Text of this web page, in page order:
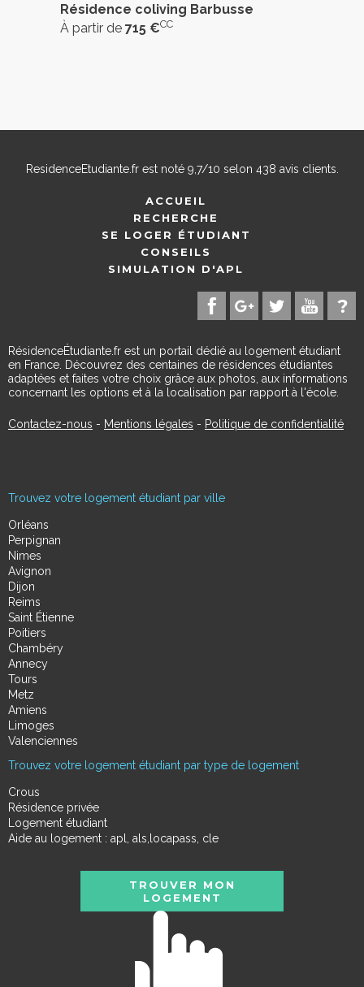
Résidence coliving Barbusse
À partir de 715 €CC
ResidenceEtudiante.frest noté 9,7/10 selon 438 avis clients.
ACCUEIL
RECHERCHE
SE LOGER ÉTUDIANT
CONSEILS
SIMULATION D'APL
RésidenceÉtudiante.fr est un portail dédié au logement étudiant
en France. Découvrez des centaines de résidences étudiantes
adaptées et faites votre choix grâce aux photos, aux informations
concernant les options et à la localisation par rapport à l'école.
Contactez-nous - Mentions légales - Politique de confidentialité
Trouvez votre logement étudiant par ville
Orléans
Perpignan
Nimes
Avignon
Dijon
Reims
Saint Étienne
Poitiers
Chambéry
Annecy
Tours
Metz
Amiens
Limoges
Valenciennes
Trouvez votre logement étudiant par type de logement
Crous
Résidence privée
Logement étudiant
Aide au logement : apl, als,locapass, cle
TROUVER MON
LOGEMENT